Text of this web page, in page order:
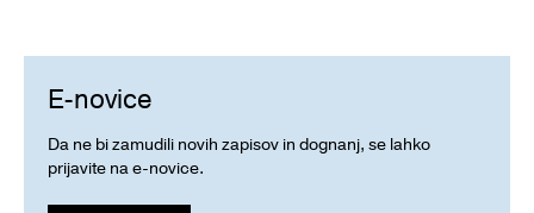
E-novice
Da ne bi zamudili novih zapisov in dognanj, se lahko
prijavite na e-novice.